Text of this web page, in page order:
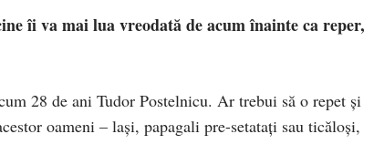
îi va mai lua vreodată de acum înainte ca reper,
28 de ani Tudor Postelnicu. Ar trebui să o repet și
oameni – lași, papagali pre-setatați sau ticăloși,